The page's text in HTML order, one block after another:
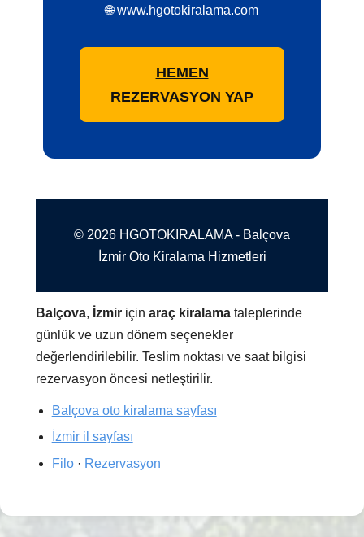
🌐 www.hgotokiralama.com
HEMEN
REZERVASYON YAP
© 2026 HGOTOKIRALAMA - Balçova
İzmir Oto Kiralama Hizmetleri
Balçova, İzmir içinaraç kiralama taleplerinde
günlük ve uzun dönem seçenekler
değerlendirilebilir. Teslim noktası ve saat bilgisi
rezervasyon öncesi netleştirilir.
Balçova oto kiralama sayfası
İzmir il sayfası
Filo· Rezervasyon